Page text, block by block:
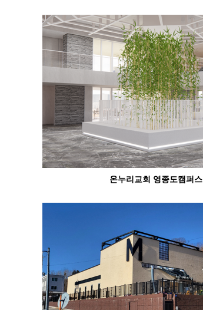
온누리교회 영종도캠퍼스